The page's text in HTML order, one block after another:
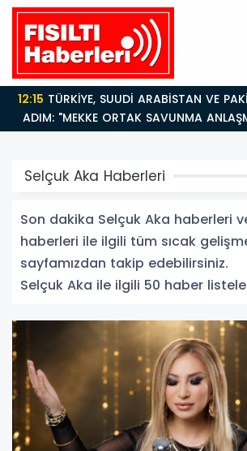
14:21BAKAN GÜRLEK’TEN TİGAD ÇALIŞTAYINDA Çarpıcı
AÇIKLAMALAR: "Pazar Günü Yeni
Uyanacağız"
Selçuk Aka Haberleri
Son dakika Selçuk Aka haberleri
haberleri ile ilgili tüm sıcak
sayfamızdan takip edebilirsiniz.
Selçuk Aka ile ilgili 50 haber